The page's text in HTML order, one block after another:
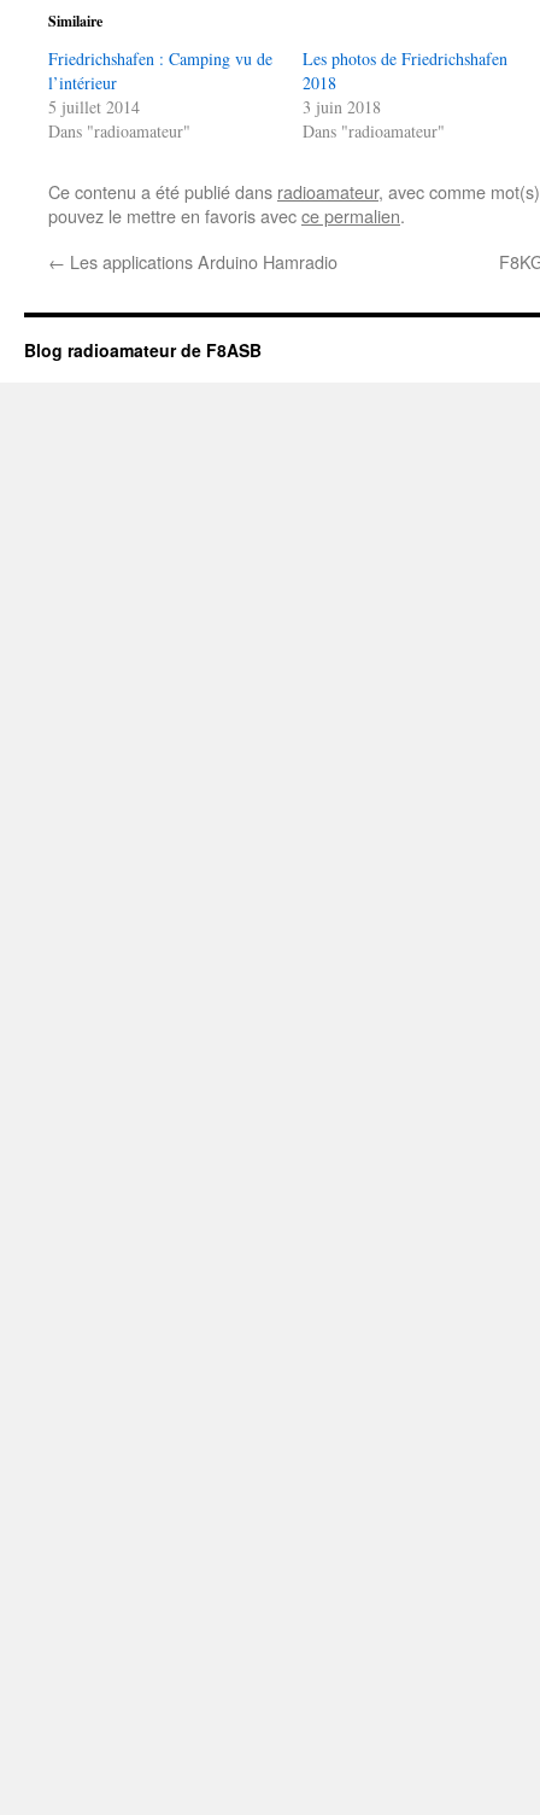
Similaire
Friedrichshafen : Camping vu de
l’intérieur
5 juillet 2014
Dans "radioamateur"
Les photos de Friedrichshafen
2018
3 juin 2018
Dans "radioamateur"
Ce contenu a été publié dans radioamateur, avec comme
pouvez le mettre en favoris avecce permalien.
← Les applications Arduino Hamradio
Blog radioamateur de F8ASB